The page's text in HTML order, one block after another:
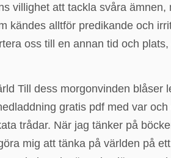
villighet att tackla svåra
kändes alltför predikande och
oss till en annan tid och
Till dess morgonvinden
gratis pdf med var och
trådar. När jag tänker på
mig att tänka på världen på